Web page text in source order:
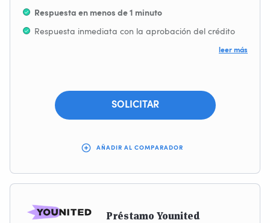
leer más
Respuesta en menos de 1 minuto
Respuesta inmediata con la aprobación del crédito
SOLICITAR
AÑADIR AL COMPARADOR
Préstamo Younited